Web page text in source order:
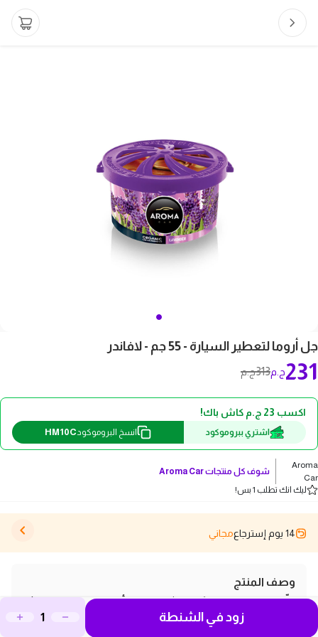
جل أروما لتعطير السيارة - 55 جم - لافاندر
313ج.م 231ج.م
اكسب 23 ج.م كاش باك!
اشتري ببروموكود انسخ البروموكود HM10C
Aroma
Car
شوف كل منتجاتAroma Car
ليك انك تطلب 1 بس!
14 يوم إسترجاع مجاني
وصف المنتج
خلّي ريحة عربيتك دايمًا منعشة مع جل أروما لتعطير السيارة!
💨✨ بتركيبة مميزة تقضي على الروائح الكريهة وتوفر رائحة
زود في الشنطة